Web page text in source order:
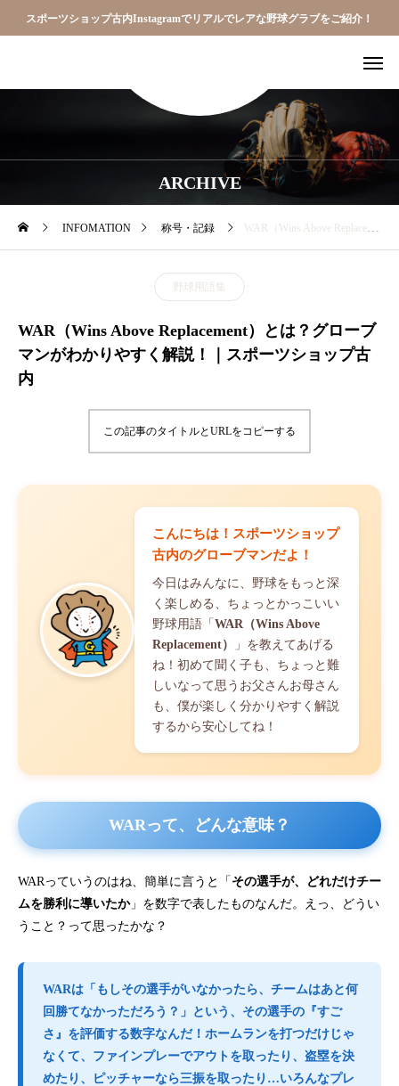
スポーツショップ古内Instagramでリアルでレアな野球グラブをご紹介！
ARCHIVE
INFOMATION 称号・記録 WAR（Wins Above Replacement）とは？グローブマンがわかりやすく解説！｜スポーツショップ古内
野球用語集
WAR（Wins Above Replacement）とは？グローブ
マンがわかりやすく解説！｜スポーツショップ古
内
この記事のタイトルとURLをコピーする
こんにちは！スポーツショップ
古内のグローブマンだよ！
今日はみんなに、野球をもっと深
く楽しめる、ちょっとかっこいい
野球用語「 WAR（Wins Above
Replacement）
」を教えてあげる
ね！初めて聞く子も、ちょっと難
しいなって思うお父さんお母さん
も、僕が楽しく分かりやすく解説
するから安心してね！
WARって、どんな意味？
WARっていうのはね、簡単に言うと「 その選手が、どれだけチー
ムを勝利に導いたか」を数字で表したものなんだ。えっ、どうい
うこと？って思ったかな？
WARは「もしその選手がいなかったら、チームはあと何
回勝てなかっただろう？」という、その選手の『すご
さ』を評価する数字なんだ！ホームランを打つだけじゃ
なくて、ファインプレーでアウトを取ったり、盗塁を決
めたり、ピッチャーなら三振を取ったり…いろんなプレ